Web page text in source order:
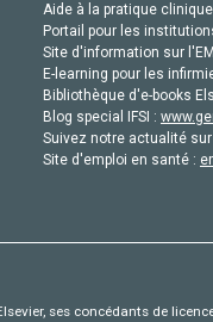
Aide à la pratique
Portail pour les
Site d'information sur
E-learning pour les
Bibliothèque d'e-books
Blog special IFSI :
Suivez notre actualité
Site d'emploi en santé :
ses concédants de